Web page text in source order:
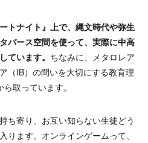
トナイト』上で、縄文時代や弥生
バース空間を使って、実際に中高
ています。 ちなみに、メタロレア
（IB）の問いを大切にする教育理
取っています。
ち寄り、お互い知らない生徒どう
ります。オンラインゲームって、